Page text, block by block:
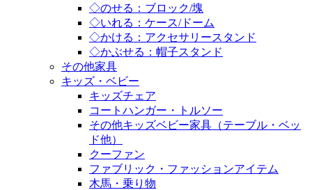
◇のせる：ブロック/塊
◇いれる：ケース/ドーム
◇かける：アクセサリースタンド
◇かぶせる：帽子スタンド
その他家具
キッズ・ベビー
キッズチェア
コートハンガー・トルソー
その他キッズベビー家具（テーブル・ベッ
ド他）
クーファン
ファブリック・ファッションアイテム
木馬・乗り物